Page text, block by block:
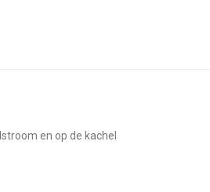
en op de kachel